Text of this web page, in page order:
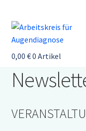
Zur
Navigation
springen
Zum
Inhalt
springen
Startseite
Veranstaltungen
Der Arbeitskreis
0,00 €0 Artikel